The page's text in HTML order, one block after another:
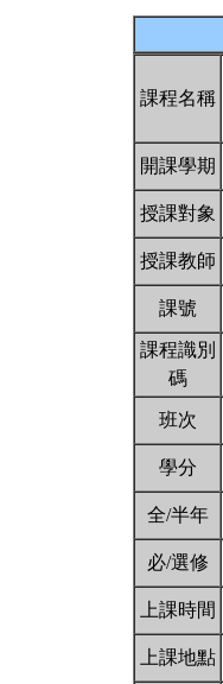
課程名稱
開課學期
授課對象
授課教師
課號
課程識別
碼
班次
學分
全/半年
必/選修
上課時間
上課地點